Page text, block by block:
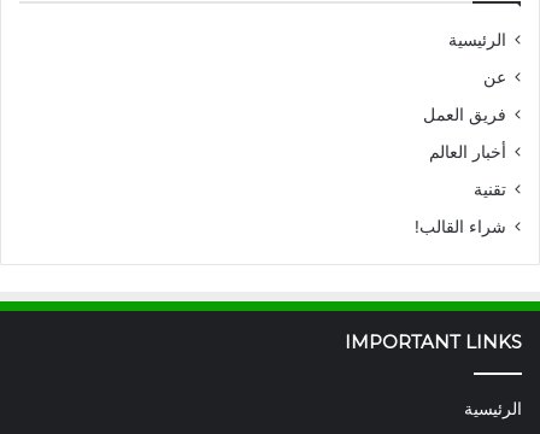
الرئيسية
عن
فريق العمل
أخبار العالم
تقنية
شراء القالب!
IMPORTANT LINKS
الرئيسية